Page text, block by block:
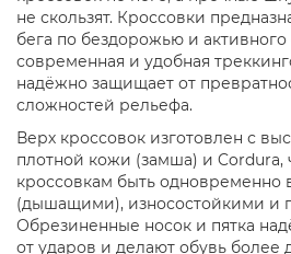
не скользят. Кроссовки
бега по бездорожью и активного
современная и удобная
надёжно защищает от
сложностей рельефа.
Верх кроссовок изготовлен с
плотной кожи (замша) и Cordura,
кроссовкам быть одновременно
(дышащими), износостойкими и
Обрезиненные носок и пятка
от ударов и делают обувь более